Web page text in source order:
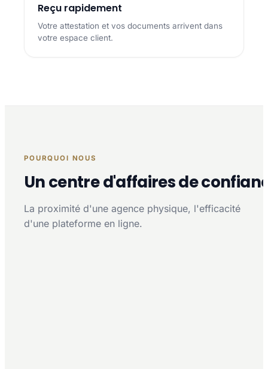
Reçu rapidement
Votre attestation et vos documents arrivent dans
votre espace client.
POURQUOI NOUS
Un centre d'affaires de
La proximité d'une agence physique, l'efficacité
d'une plateforme en ligne.